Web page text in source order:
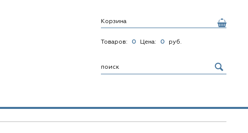
Корзина
Товаров: 0 Цена: 0 руб.